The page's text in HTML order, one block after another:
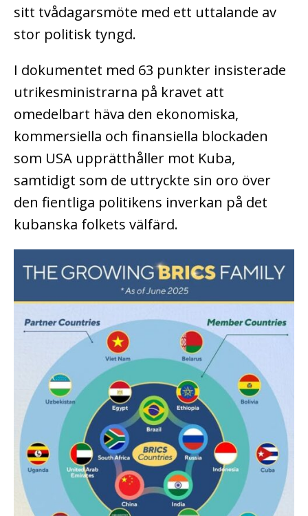
sitt tvådagarsmöte med ett uttalande av
stor politisk tyngd.
I dokumentet med 63 punkter insisterade
utrikesministrarna på kravet att
omedelbart häva den ekonomiska,
kommersiella och finansiella blockaden
som USA upprätthåller mot Kuba,
samtidigt som de uttryckte sin oro över
den fientliga politikens inverkan på det
kubanska folkets välfärd.